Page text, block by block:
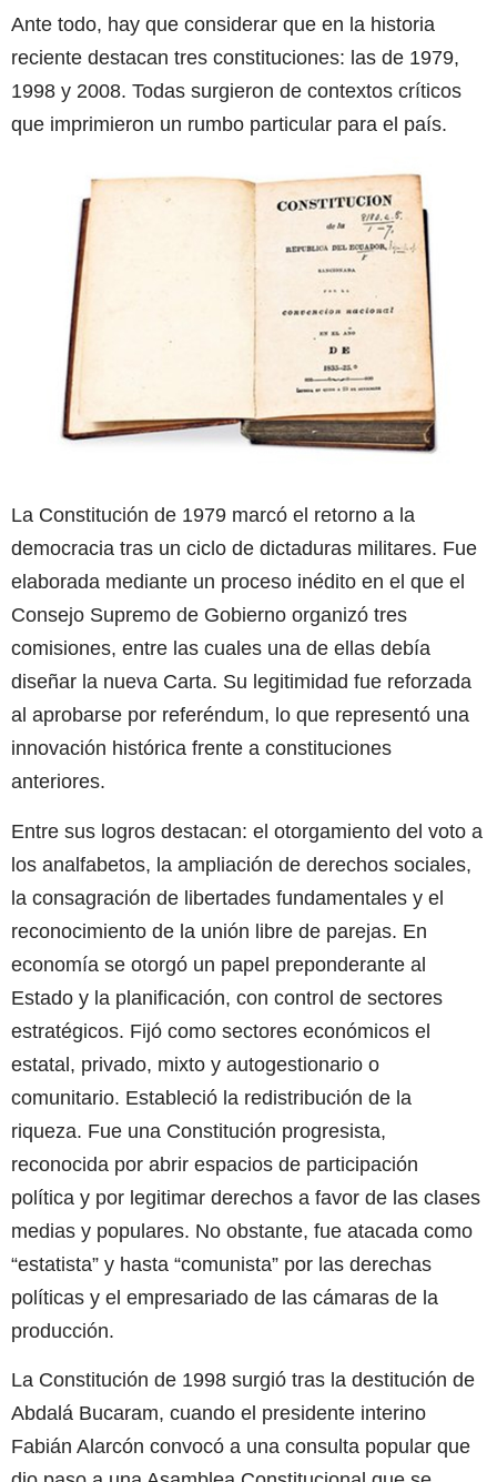
Ante todo, hay que considerar que en la historia
reciente destacan tres constituciones: las de 1979,
1998 y 2008. Todas surgieron de contextos críticos
que imprimieron un rumbo particular para el país.
La Constitución de 1979 marcó el retorno a la
democracia tras un ciclo de dictaduras militares. Fue
elaborada mediante un proceso inédito en el que el
Consejo Supremo de Gobierno organizó tres
comisiones, entre las cuales una de ellas debía
diseñar la nueva Carta. Su legitimidad fue reforzada
al aprobarse por referéndum, lo que representó una
innovación histórica frente a constituciones
anteriores.
Entre sus logros destacan: el otorgamiento del voto a
los analfabetos, la ampliación de derechos sociales,
la consagración de libertades fundamentales y el
reconocimiento de la unión libre de parejas. En
economía se otorgó un papel preponderante al
Estado y la planificación, con control de sectores
estratégicos. Fijó como sectores económicos el
estatal, privado, mixto y autogestionario o
comunitario. Estableció la redistribución de la
riqueza. Fue una Constitución progresista,
reconocida por abrir espacios de participación
política y por legitimar derechos a favor de las clases
medias y populares. No obstante, fue atacada como
“estatista” y hasta “comunista” por las derechas
políticas y el empresariado de las cámaras de la
producción.
La Constitución de 1998 surgió tras la destitución de
Abdalá Bucaram, cuando el presidente interino
Fabián Alarcón convocó a una consulta popular que